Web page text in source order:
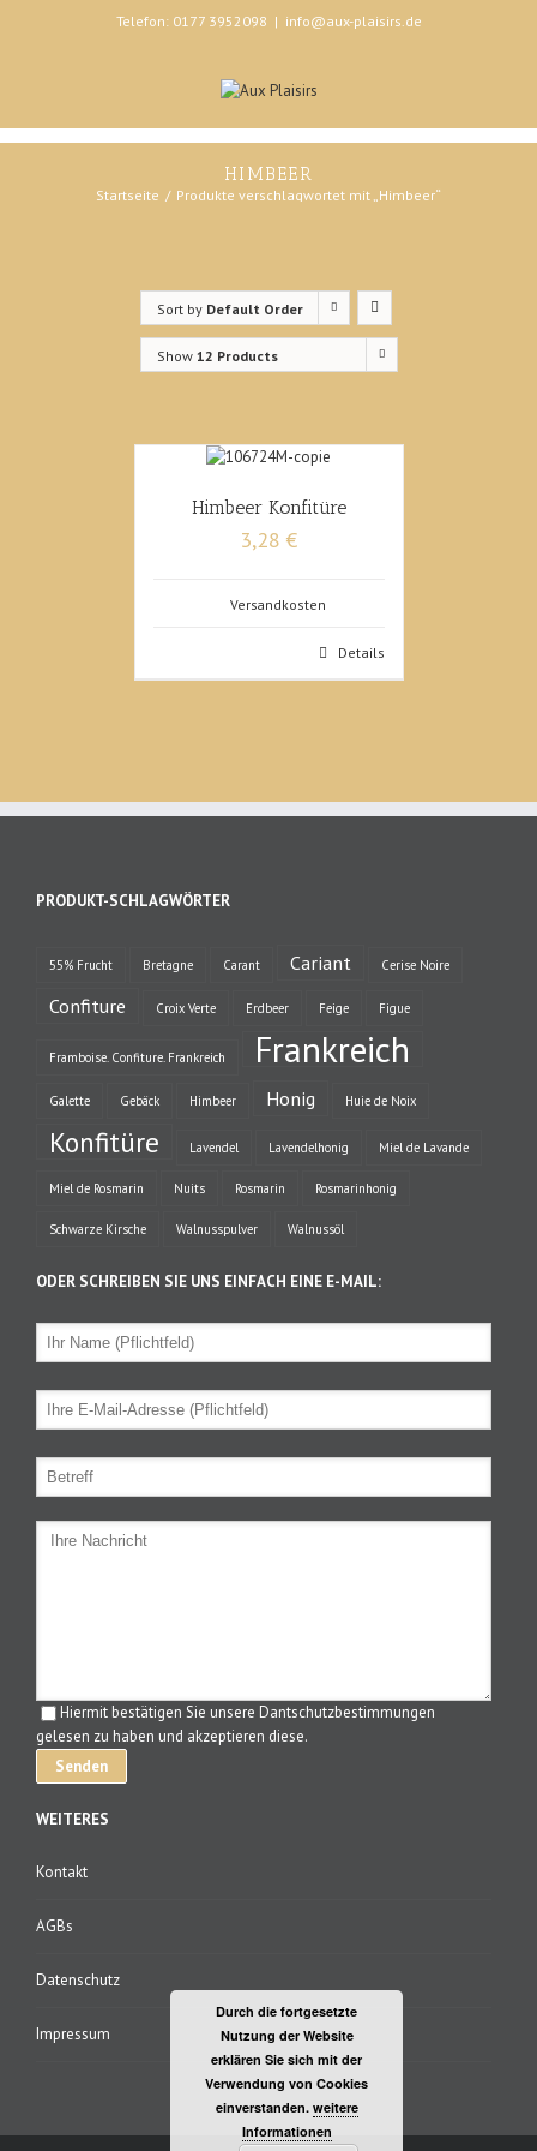
Telefon: 0177 3952098 | info@aux-plaisirs.de
HIMBEER
Startseite Produkte verschlagwortet mit „Himbeer“
Sort by Default Order
Show 12 Products
Himbeer Konfitüre
3,28 €
Versandkosten
Details
PRODUKT-SCHLAGWÖRTER
55% Frucht Bretagne Carant Cariant Cerise Noire
Confiture Croix Verte Erdbeer Feige Figue
Framboise. Confiture. Frankreich Frankreich
Galette Gebäck Himbeer Honig Huie de Noix
Konfitüre Lavendel Lavendelhonig Miel de Lavande
Miel de Rosmarin Nuits Rosmarin Rosmarinhonig
Schwarze Kirsche Walnusspulver Walnussöl
ODER SCHREIBEN SIE UNS EINFACH EINE E-MAIL:
Hiermit bestätigen Sie unsere Dantschutzbestimmungen
gelesen zu haben und akzeptieren diese.
WEITERES
Kontakt
AGBs
Datenschutz
Impressum
Durch die fortgesetzte
Nutzung der Website
erklären Sie sich mit der
Verwendung von Cookies
einverstanden. weitere
Informationen